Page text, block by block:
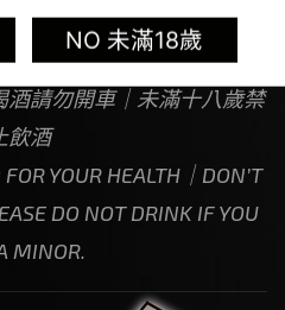
NO 未滿18歲
請勿開車｜未滿十八歲禁
飲酒
YOUR HEALTH｜DON’T
DO NOT DRINK IF YOU
MINOR.